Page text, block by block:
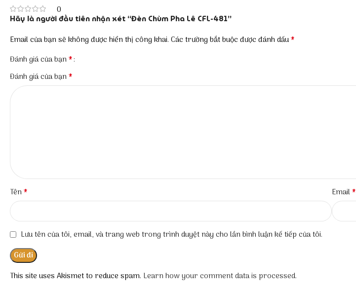
0
Hãy là người đầu tiên nhận xét “Đèn Chùm Pha Lê CFL-481”
Email của bạn sẽ không được hiển thị công khai. Các trường bắt buộc được đánh dấu*
Đánh giá của bạn*
Đánh giá của bạn*
Tên* Email*
Lưu tên của tôi, email, và trang web trong trình duyệt này cho lần bình luận kế tiếp của tôi.
This site uses Akismet to reduce spam. Learn how your comment data is processed.